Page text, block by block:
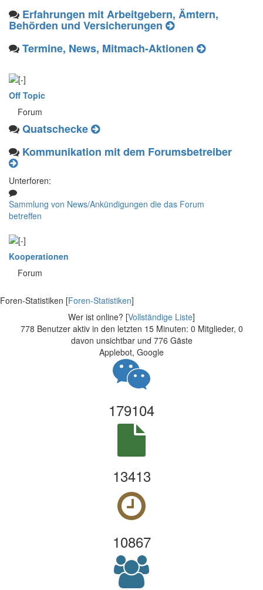
Erfahrungen mit Arbeitgebern, Ämtern,
Behörden und Versicherungen
Termine, News, Mitmach-Aktionen
Off Topic
Forum
Quatschecke
Kommunikation mit dem Forumsbetreiber
Unterforen:
Sammlung von News/Ankündigungen die das Forum
betreffen
Kooperationen
Forum
Foren-Statistiken [Foren-Statistiken]
Wer ist online? [Vollständige Liste]
778 Benutzer aktiv in den letzten 15 Minuten: 0 Mitglieder, 0
davon unsichtbar und 776 Gäste
Applebot, Google
179104
13413
10867